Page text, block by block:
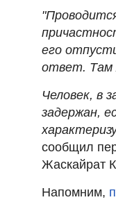
его
ответ. Там
Человек, в
задержан,
сообщил
Жаскайрат
Напомним,